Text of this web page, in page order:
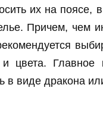
их на поясе,
Причем, чем
цвета.
в виде дракона